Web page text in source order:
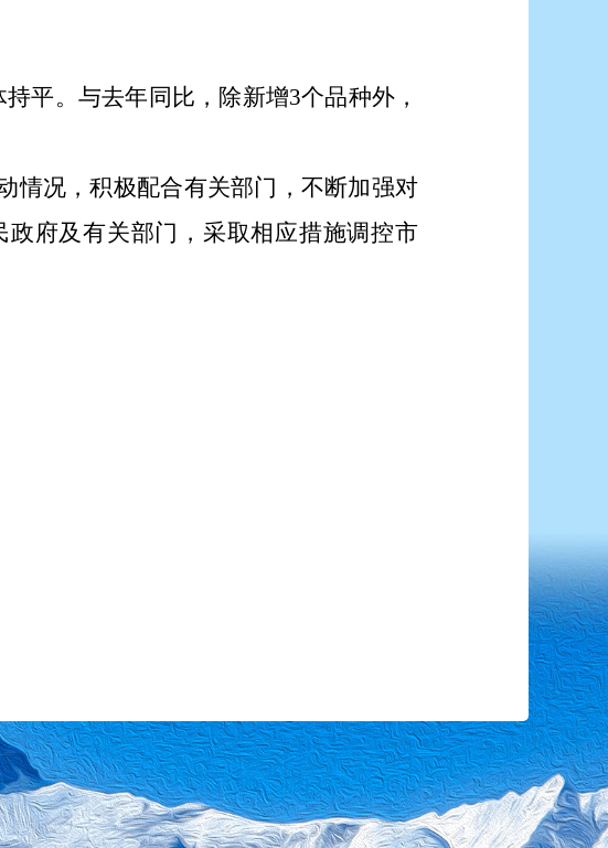
持平。 与去年同比， 除新增3个品种外，
情况，积极配合有关部门，不断加强对
府及有关部门，采取相应措施调控市